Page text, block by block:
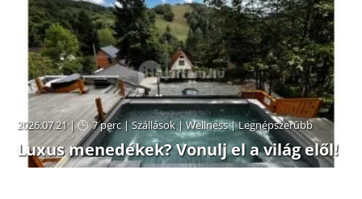
2026.07.21 | 7 perc|Szállások|Wellness|Legnépszerűbb
Luxus menedékek? Vonulj el a világ elől!